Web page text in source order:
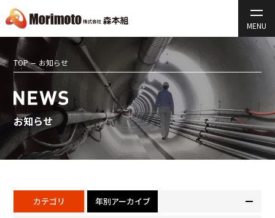
TOP お知らせ
お知らせ
カテゴリ 年別アーカイブ